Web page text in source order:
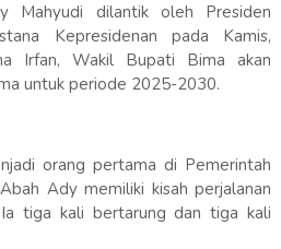
Mahyudi dilantik oleh Presiden
Kepresidenan pada Kamis,
Irfan, Wakil Bupati Bima akan
untuk periode 2025-2030.
orang pertama di Pemerintah
Ady memiliki kisah perjalanan
tiga kali bertarung dan tiga kali